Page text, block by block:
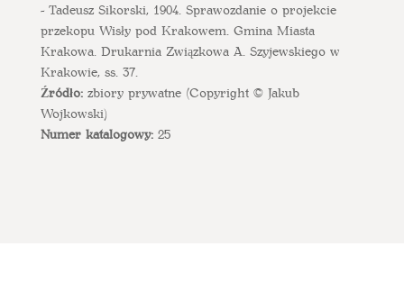
- Tadeusz Sikorski, 1904. Sprawozdanie o projekcie
przekopu Wisły pod Krakowem. Gmina Miasta
Krakowa. Drukarnia Związkowa A. Szyjewskiego w
Krakowie, ss. 37.
Źródło:zbiory prywatne (Copyright © Jakub
Wojkowski)
Numer katalogowy:25